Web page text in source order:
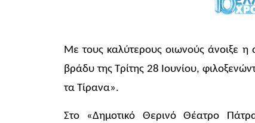
Με τους καλύτερους οιωνούς άνοιξε
βράδυ της Τρίτης 28 Ιουνίου,
τα Τίρανα».
Στο «Δημοτικό Θερινό Θέατρο